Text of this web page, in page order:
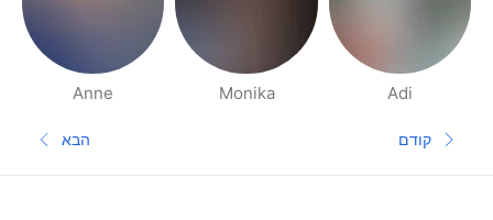
Adi
Monika
Anne
דפי אנשים בסביבתך
עמוד קודם
קודם
העמוד
הבא